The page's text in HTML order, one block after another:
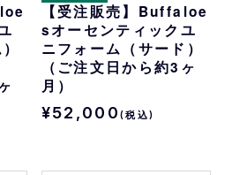
【受注販売】Buffaloe
sオーセンティックユ
ニフォーム（サード）
（ご注文日から約3ヶ
月）
¥52,000(税込)